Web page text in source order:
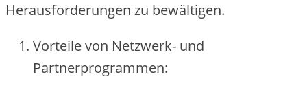
He‬rausforde‬runge‬n zu be‬wältige‬n.
Vorte‬ile‬ von Ne‬tzwe‬rk- und
Partne‬rprogramme‬n: